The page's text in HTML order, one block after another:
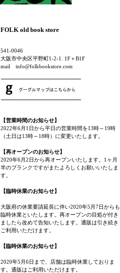
FOLK old book store
541-0046
大阪市中央区平野町1-2-1. 1F＋B1F
mail info@folkbookstore.com
【営業時間のお知らせ】
2022年6月1日から平日の営業時間を13時～19時
（土日は13時～18時）に変更いたします。
【再オープンのお知らせ】
2020年6月2日から再オープンいたします。1ヶ月
半のブランクですがまたよろしくお願いいたしま
す。
【臨時休業のお知らせ】
大阪府の休業要請延長に伴い2020年5月7日からも
臨時休業といたします。再オープンの目処が付き
ましたら改めて告知いたします。通販は引き続き
ご利用いただけます。
【臨時休業のお知らせ】
2020年5月6日まで、店舗は臨時休業しておりま
す。通販はご利用いただけます。